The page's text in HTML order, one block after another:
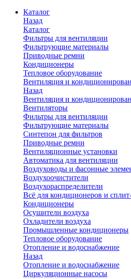
Каталог
Назад
Каталог
Фильтры для вентиляции
Фильтрующие материалы
Приводные ремни
Кондиционеры
Тепловое оборудование
Вентиляция и
Назад
Вентиляция и
Вентиляторы
Фильтры для вентиляции
Фильтрующие материалы
Синтепон для фильтров
Приводные ремни
Вентиляционные установки
Автоматика для вентиляции
Воздуховоды и фасонные
Воздухоочистители
Воздухораспределители
Всё для кондиционеров и
Кондиционеры
Осушители воздуха
Охладители воздуха
Промышленные кондиционеры
Тепловое оборудование
Отопление и водоснабжение
Назад
Отопление и водоснабжение
Циркуляционные насосы